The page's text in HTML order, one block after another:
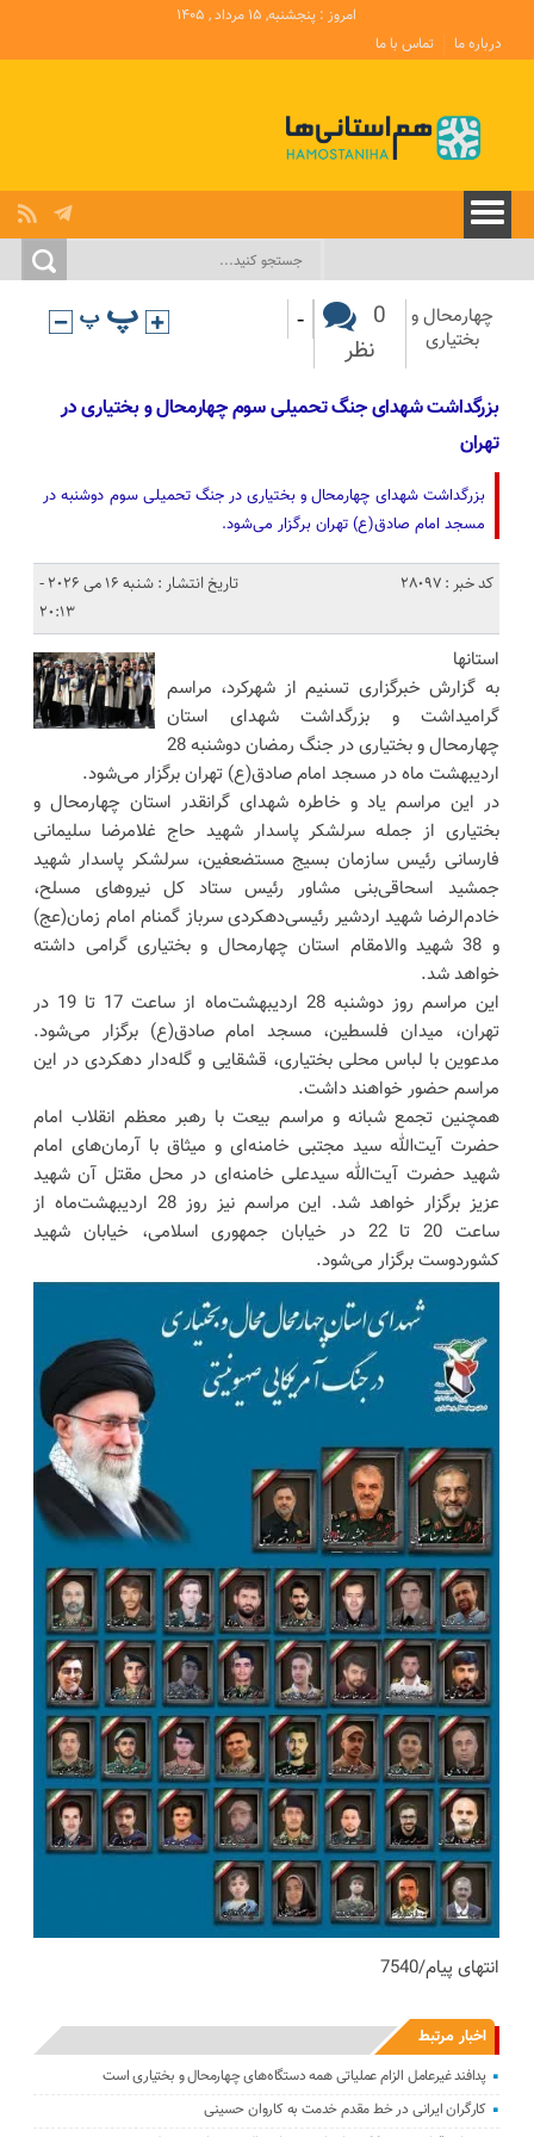
امروز : پنجشنبه, ۱۵ مرداد , ۱۴۰۵
درباره ما
تماس با ما
چهارمحال و
بختیاری
0
نظر
-
بزرگداشت شهدای جنگ تحمیلی سوم چهارمحال و بختیاری در
تهران
بزرگداشت شهدای چهارمحال و بختیاری در جنگ تحمیلی سوم دوشنبه در
مسجد امام صادق(ع) تهران برگزار می‌شود.
کد خبر : 28097
تاریخ انتشار : شنبه 16 می 2026 -
20:13
استانها
به گزارش خبرگزاری تسنیم از شهرکرد، مراسم
گرامیداشت و بزرگداشت شهدای استان
چهارمحال و بختیاری در جنگ رمضان دوشنبه 28
اردیبهشت ماه در مسجد امام صادق(ع) تهران برگزار می‌شود.
در این مراسم یاد و خاطره شهدای گرانقدر استان چهارمحال و
بختیاری از جمله سرلشکر پاسدار شهید حاج غلامرضا سلیمانی
فارسانی رئیس سازمان بسیج مستضعفین، سرلشکر پاسدار شهید
جمشید اسحاقی‌بنی مشاور رئیس ستاد کل نیروهای مسلح،
خادم‌الرضا شهید اردشیر رئیسی‌دهکردی سرباز گمنام امام زمان(عج)
و 38 شهید والامقام استان چهارمحال و بختیاری گرامی داشته
خواهد شد.
این مراسم روز دوشنبه 28 اردیبهشت‌ماه از ساعت 17 تا 19 در
تهران، میدان فلسطین، مسجد امام صادق(ع) برگزار می‌شود.
مدعوین با لباس محلی بختیاری، قشقایی و گله‌دار دهکردی در این
مراسم حضور خواهند داشت.
همچنین تجمع شبانه و مراسم بیعت با رهبر معظم انقلاب امام
حضرت آیت‌الله سید مجتبی خامنه‌ای و میثاق با آرمان‌های امام
شهید حضرت آیت‌الله سیدعلی خامنه‌ای در محل مقتل آن شهید
عزیز برگزار خواهد شد. این مراسم نیز روز 28 اردیبهشت‌ماه از
ساعت 20 تا 22 در خیابان جمهوری اسلامی، خیابان شهید
کشوردوست برگزار می‌شود.
انتهای پیام/7540
اخبار مرتبط
پدافند غیرعامل الزام عملیاتی همه دستگاه‌های چهارمحال و بختیاری است
کارگران ایرانی در خط مقدم خدمت به کاروان حسینی